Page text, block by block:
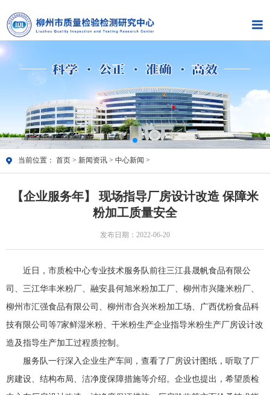
当前位置： 首页 > 新闻资讯 > 中心新闻 >
【企业服务年】 现场指导厂房设计改造 保障米
粉加工质量安全
发布日期：2022-06-20
近日，市质检中心专业技术服务队前往三江县晟帆食品有限公
司、三江华丰米粉厂、融安县何旭米粉加工厂、柳州市兴隆米粉厂、
柳州市汇强食品有限公司、柳州市合兴米粉加工场、广西优粉食品科
技有限公司等7家鲜湿米粉、干米粉生产企业指导米粉生产厂房设计改
造及指导生产加工过程质控制。
服务队一行深入企业生产车间，查看了厂房设计图纸，听取了厂
房建设、结构布局、洁净度保障措施等介绍。企业也提出，希望质检